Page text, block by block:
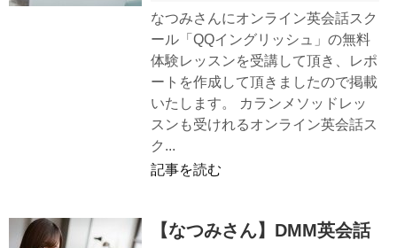
なつみさんにオンライン英会話スク
ール「QQイングリッシュ」の無料
体験レッスンを受講して頂き、レポ
ートを作成して頂きましたので掲載
いたします。 カランメソッドレッ
スンも受けれるオンライン英会話ス
ク...
記事を読む
【なつみさん】DMM英会話